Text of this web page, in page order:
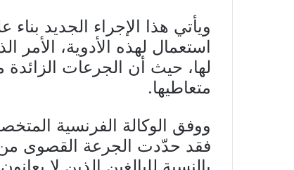
ويأتي هذا الإجراء الجديد
استعمال لهذه الأدوية،
لها، حيث أن الجرعات
متعاطيها.
ووفق الوكالة الفرنسية